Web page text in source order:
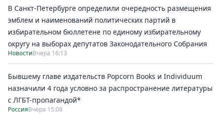
В Санкт-Петербурге определили очередность размещения
эмблем и наименований политических партий в
избирательном бюллетене по единому избирательному
округу на выборах депутатов Законодательного Собрания
НовостиВчера 16:13
Бывшему главе издательств Popcorn Books и Individuum
назначили 4 года условно за распространение литературы
с ЛГБТ-пропагандой*
РоссияВчера 15:08